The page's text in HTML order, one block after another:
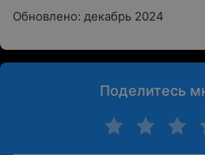
Обновлено: декабрь 2024
Поделитесь